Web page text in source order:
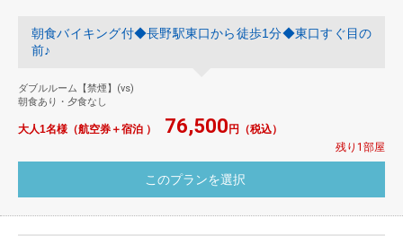
朝食バイキング付◆長野駅東口から徒歩1分◆東口すぐ目の
前♪
ダブルルーム【禁煙】(vs)
朝食あり・夕食なし
大人1名様（航空券＋宿泊 ） 76,500 円（税込）
残り1部屋